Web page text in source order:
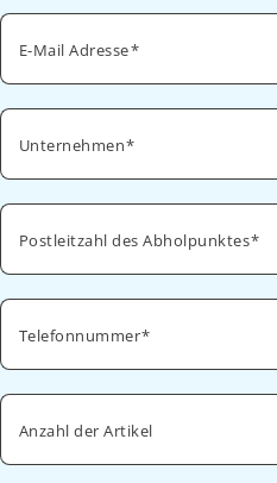
E-Mail Adresse
Unternehmen
Postleitzahl des Abholpunktes
Telefonnummer
Anzahl der Artikel